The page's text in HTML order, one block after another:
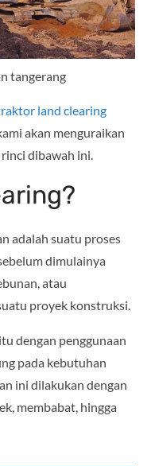
tangerang
land clearing
akan menguraikan
dibawah ini.
adalah suatu proses
dimulainya
atau
proyek konstruksi.
dengan penggunaan
pada kebutuhan
ini dilakukan dengan
membabat, hingga